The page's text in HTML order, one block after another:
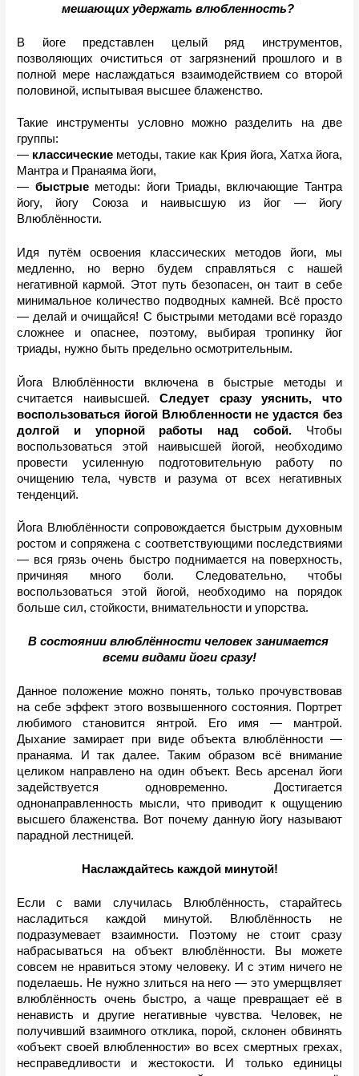
мешающих удержать влюбленность?
В йоге представлен целый ряд инструментов,
позволяющих очиститься от загрязнений прошлого и в
полной мере наслаждаться взаимодействием со второй
половиной, испытывая высшее блаженство.
Такие инструменты условно можно разделить на две
группы:
— классические методы, такие как Крия йога, Хатха йога,
Мантра и Пранаяма йоги,
— быстрые методы: йоги Триады, включающие Тантра
йогу, йогу Союза и наивысшую из йог — йогу
Влюблённости.
Идя путём освоения классических методов йоги, мы
медленно, но верно будем справляться с нашей
негативной кармой. Этот путь безопасен, он таит в себе
минимальное количество подводных камней. Всё просто
— делай и очищайся! С быстрыми методами всё гораздо
сложнее и опаснее, поэтому, выбирая тропинку йог
триады, нужно быть предельно осмотрительным.
Йога Влюблённости включена в быстрые методы и
считается наивысшей. Следует сразу уяснить, что
воспользоваться йогой Влюбленности не удастся без
долгой и упорной работы над собой. Чтобы
воспользоваться этой наивысшей йогой, необходимо
провести усиленную подготовительную работу по
очищению тела, чувств и разума от всех негативных
тенденций.
Йога Влюблённости сопровождается быстрым духовным
ростом и сопряжена с соответствующими последствиями
— вся грязь очень быстро поднимается на поверхность,
причиняя много боли. Следовательно, чтобы
воспользоваться этой йогой, необходимо на порядок
больше сил, стойкости, внимательности и упорства.
В состоянии влюблённости человек занимается
всеми видами йоги сразу!
Данное положение можно понять, только прочувствовав
на себе эффект этого возвышенного состояния. Портрет
любимого становится янтрой. Его имя — мантрой.
Дыхание замирает при виде объекта влюблённости —
пранаяма. И так далее. Таким образом всё внимание
целиком направлено на один объект. Весь арсенал йоги
задействуется одновременно. Достигается
однонаправленность мысли, что приводит к ощущению
высшего блаженства. Вот почему данную йогу называют
парадной лестницей.
Наслаждайтесь каждой минутой!
Если с вами случилась Влюблённость, старайтесь
насладиться каждой минутой. Влюблённость не
подразумевает взаимности. Поэтому не стоит сразу
набрасываться на объект влюблённости. Вы можете
совсем не нравиться этому человеку. И с этим ничего не
поделаешь. Не нужно злиться на него — это умерщвляет
влюблённость очень быстро, а чаще превращает её в
ненависть и другие негативные чувства. Человек, не
получивший взаимного отклика, порой, склонен обвинять
«объект своей влюбленности» во всех смертных грехах,
несправедливости и жестокости. И только единицы